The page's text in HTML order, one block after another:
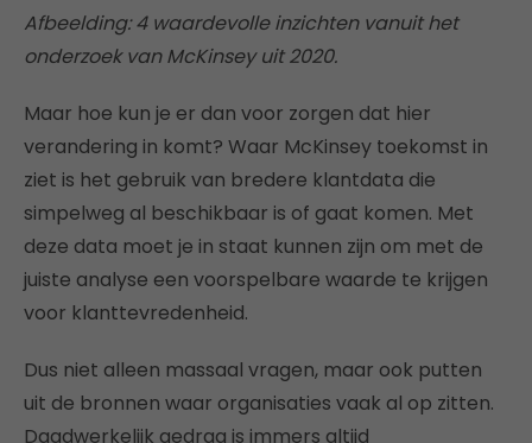
Afbeelding: 4 waardevolle inzichten vanuit het
onderzoek van McKinsey uit 2020.
Maar hoe kun je er dan voor zorgen dat hier
verandering in komt? Waar McKinsey toekomst in
ziet is het gebruik van bredere klantdata die
simpelweg al beschikbaar is of gaat komen. Met
deze data moet je in staat kunnen zijn om met de
juiste analyse een voorspelbare waarde te krijgen
voor klanttevredenheid.
Dus niet alleen massaal vragen, maar ook putten
uit de bronnen waar organisaties vaak al op zitten.
Daadwerkelijk gedrag is immers altijd